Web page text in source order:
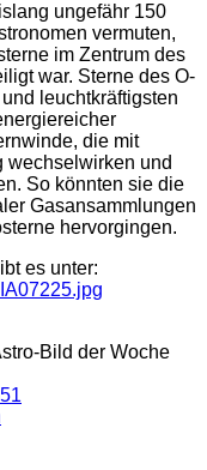
ungefähr 150
vermuten,
im Zentrum des
war. Sterne des O-
leuchtkräftigsten
die mit
wechselwirken und
So könnten sie die
Gasansammlungen
hervorgingen.
es unter:
Bild der Woche